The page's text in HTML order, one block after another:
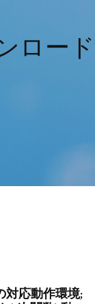
ロード
対応動作環境;